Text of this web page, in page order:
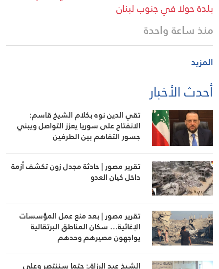
بلدة حولا في جنوب لبنان
منذ ساعة واحدة
المزيد
أحدث الأخبار
تقي الدين نوه بكلام الشيخ قاسم:
الانفتاح على سوريا يعزز التواصل ويبني
جسور التفاهم بين الطرفين
تقرير مصور | حادثة مجدل زون تكشف أزمة
داخل كيان العدو
تقرير مصور | بعد منع عمل المؤسسات
الإغاثية… سكان المناطق البرتقالية
يواجهون مصيرهم وحدهم
الشيخ عبد الرزاق: حتما سننتصر وعلى